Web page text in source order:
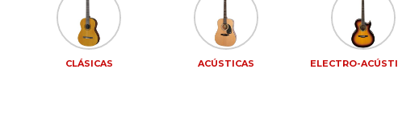
CLÁSICAS ACÚSTICAS ELECTRO-